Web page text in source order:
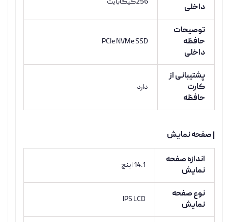
داخلی
256گیگابایت
توصیحات
حافظه
داخلی
PCIe NVMe SSD
پشتیبانی از
کارت
حافظه
دارد
| صفحه نمایش
اندازه صفحه
نمایش
14.1 اینچ
نوع صفحه
نمایش
IPS LCD